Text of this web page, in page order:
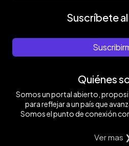
Suscríbete
Quiénes
Somos un portal abierto,
para reflejar a un país que
Somos el punto de conexión
Ver mas